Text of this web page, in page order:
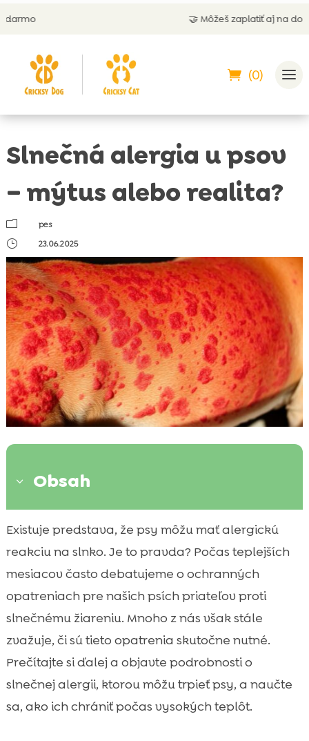
🤝 Môžeš zaplatiť aj na dobierku
(0)
Slnečná alergia u psov
– mýtus alebo realita?
m
pes
}
23.06.2025
3 Obsah
 Čo je slnečná alergia u psov?
 Ako môžeme rozpoznať slnečnú alergiu?
 Slnečná alergia pes leto
 Aké sú bežné symptómy slnečnej alergie?
 Ako môžeme pomôcť našim psom?
 Genetická predispozícia na slnečnú alergiu
 Veterinárne možnosti liečby a prevencie
 Domáce prostriedky na zmiernenie
Význam správnej vľživy pre psov so
Existuje predstava, že psy môžu mať alergickú
reakciu na slnko. Je to pravda? Počas teplejších
mesiacov často debatujeme o ochranných
opatreniach pre našich psích priateľov proti
slnečnému žiareniu. Mnoho z nás však stále
zvažuje, či sú tieto opatrenia skutočne nutné.
Prečítajte si ďalej a objavte podrobnosti o
slnečnej alergii, ktorou môžu trpieť psy, a naučte
sa, ako ich chrániť počas vysokých teplôt.